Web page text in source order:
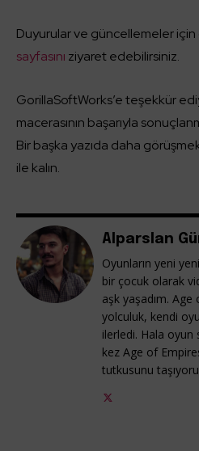
Duyurular ve güncellemeler
sayfasını ziyaret edebilirsiniz.
GorillaSoftWorks’e teşekkür
macerasının başarıyla
Bir başka yazıda daha
ile kalın.
Alparslan
Oyunların yeni
bir çocuk olarak
aşk yaşadım.
yolculuk, kendi
ilerledi. Hala
kez Age of
tutkusunu